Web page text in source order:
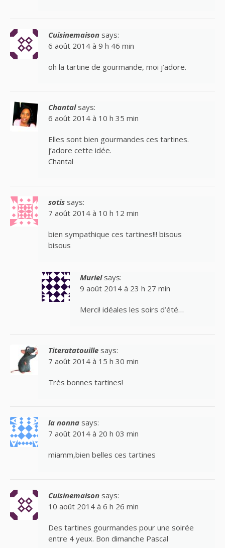
Cuisinemaison says:
6 août 2014 à 9 h 46 min
oh la tartine de gourmande, moi j’adore.
Chantal says:
6 août 2014 à 10 h 35 min
Elles sont bien gourmandes ces tartines.
j’adore cette idée.
Chantal
sotis says:
7 août 2014 à 10 h 12 min
bien sympathique ces tartines!!! bisous
bisous
Muriel says:
9 août 2014 à 23 h 27 min
Merci! idéales les soirs d’été…
Titeratatouille says:
7 août 2014 à 15 h 30 min
Très bonnes tartines!
la nonna says:
7 août 2014 à 20 h 03 min
miamm,bien belles ces tartines
Cuisinemaison says:
10 août 2014 à 6 h 26 min
Des tartines gourmandes pour une soirée
entre 4 yeux. Bon dimanche Pascal